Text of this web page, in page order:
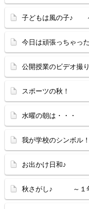
子どもは風の子♪
今日は頑張っちゃ
公開授業のビデオ
スポーツの秋！
水曜の朝は・・・
我が学校のシンボ
お出かけ日和♪
秋さがし♪ ～１年